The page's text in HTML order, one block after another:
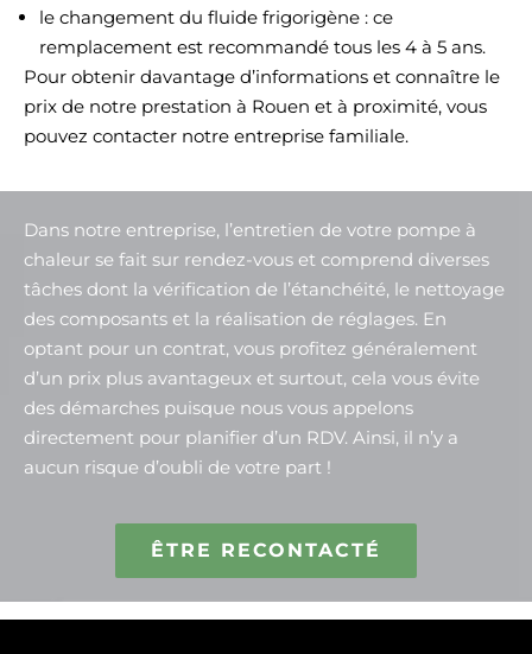
le changement du fluide frigorigène : ce
remplacement est recommandé tous les 4 à 5 ans.
Pour obtenir davantage d’informations et connaître le
prix de notre prestation à Rouen et à proximité, vous
pouvez contacter notre entreprise familiale.
Dans notre entreprise, l’entretien de votre pompe à
chaleur se fait sur rendez-vous et comprend diverses
tâches dont la vérification de l’étanchéité, le nettoyage
des composants et la réalisation de réglages. En
optant pour un contrat, vous profitez généralement
d’un prix plus avantageux et surtout, cela vous évite
des démarches puisque nous vous appelons
directement pour planifier d’un RDV. Ainsi, il n’y a
aucun risque d’oubli de votre part !
ÊTRE RECONTACTÉ